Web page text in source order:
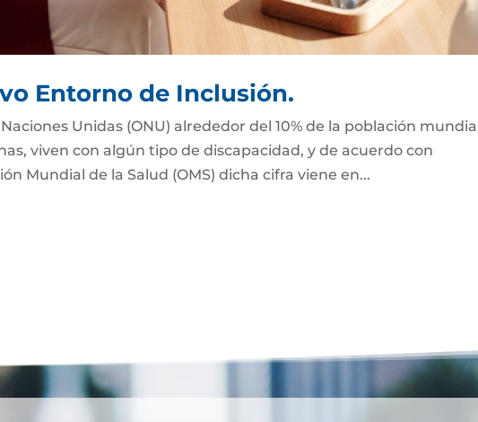
Entorno de Inclusión.
Unidas (ONU) alrededor del 10% de la población
viven con algún tipo de discapacidad, y de acuerdo con
Mundial de la Salud (OMS) dicha cifra viene en...